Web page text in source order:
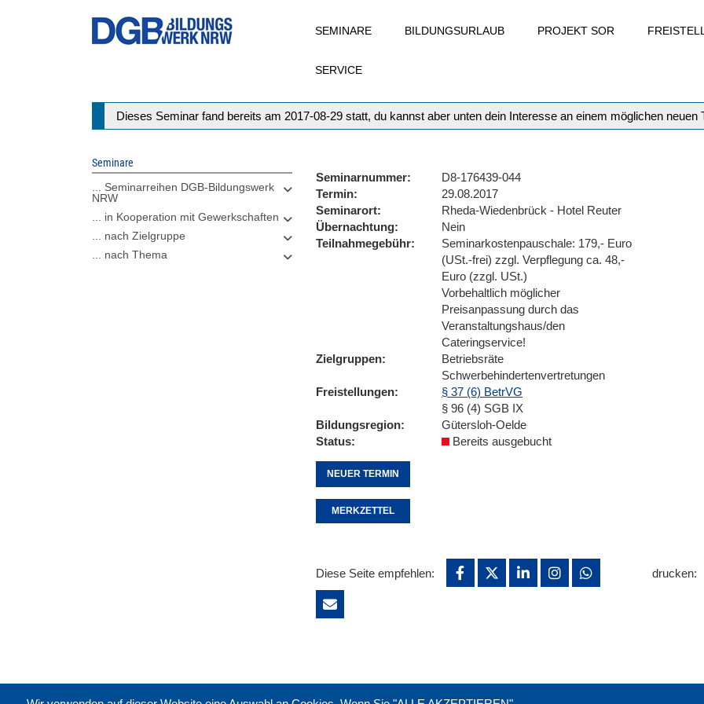
SEMINARE BILDUNGSURLAUB PROJEKT SOR
SERVICE
Statusmeldung
Dieses Seminar fand bereits am 2017-08-29 statt, du kannst aber unten dein Interesse an einem möglichen neuen
Seminare
... Seminarreihen DGB-Bildungswerk
NRW
... in Kooperation mit Gewerkschaften
... nach Zielgruppe
... nach Thema
Seminarnummer
D8-176439-044
Termin
29.08.2017
Seminarort
Rheda-Wiedenbrück - Hotel Reuter
Übernachtung
Nein
Teilnahmegebühr
Seminarkostenpauschale: 179,- Euro
(USt.-frei) zzgl. Verpflegung ca. 48,-
Euro (zzgl. USt.)
Vorbehaltlich möglicher
Preisanpassung durch das
Veranstaltungshaus/den
Cateringservice!
Zielgruppen
Betriebsräte
Schwerbehindertenvertretungen
Freistellungen
§ 37 (6) BetrVG
§ 96 (4) SGB IX
Bildungsregion
Gütersloh-Oelde
Status
Bereits ausgebucht
NEUER TERMIN
MERKZETTEL
Diese Seite empfehlen: drucken: